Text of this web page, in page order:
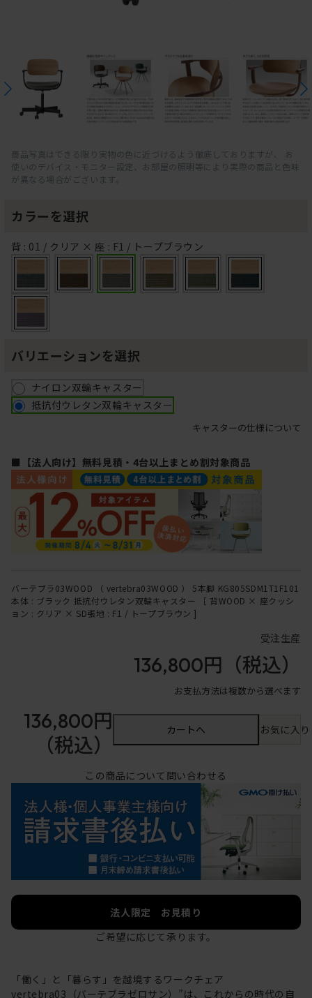
商品写真はできる限り実物の色に近づけるよう徹底しておりますが、 お
使いのデバイス・モニター設定、お部屋の照明等により実際の商品と色味
が異なる場合がございます。
カラーを選択
背 : 01 / クリア × 座 : F1 / トープブラウン
バリエーションを選択
ナイロン双輪キャスター
抵抗付ウレタン双輪キャスター
キャスターの仕様について
■【法人向け】無料見積・4台以上まとめ割対象商品
バーテブラ03WOOD （ vertebra03WOOD ） 5本脚 KG805SDM1T1F101
本体 : ブラック 抵抗付ウレタン双輪キャスター ［ 背WOOD × 座クッシ
ョン : クリア × SD張地 : F1 / トープブラウン ]
受注生産
136,800円 （税込）
お支払方法は複数から選べます
136,800円
（税込）
カートへ お気に入
この商品について問い合わせる
法人限定 お見積り
ご希望に応じて承ります。
「働く」と「暮らす」を越境するワークチェア
vertebra03（バーテブラゼロサン）”は、これからの時代の自